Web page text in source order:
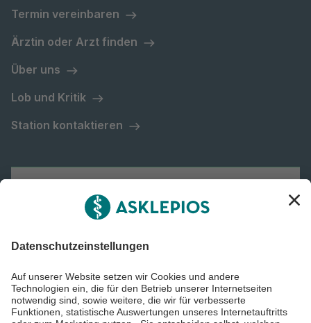
Termin vereinbaren
Ärztin oder Arzt finden
Über uns
Lob und Kritik
Station kontaktieren
Asklepios Gruppe